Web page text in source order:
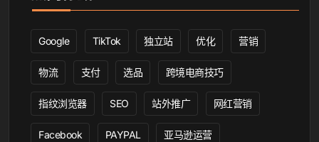
Google TikTok 独立站 优化 营销
物流 支付 选品 跨境电商技巧
指纹浏览器 SEO 站外推广 网红营销
Facebook PAYPAL 亚马逊运营